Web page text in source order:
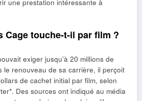
une prestation intéressante à
Cage touche-t-il par film ?
exiger jusqu’à 20 millions de
le renouveau de sa carrière, il perçoit
de cachet initial par film, selon
Des sources ont indiqué au média